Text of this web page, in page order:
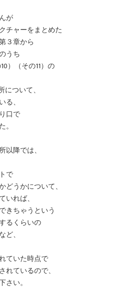
が
チャーをまとめた
３章から
うち
）（その11）の
について、
、
口で
降では、
で
うかについて、
れば、
きちゃうという
るくらいの
、
ていた時点で
ているので、
さい。